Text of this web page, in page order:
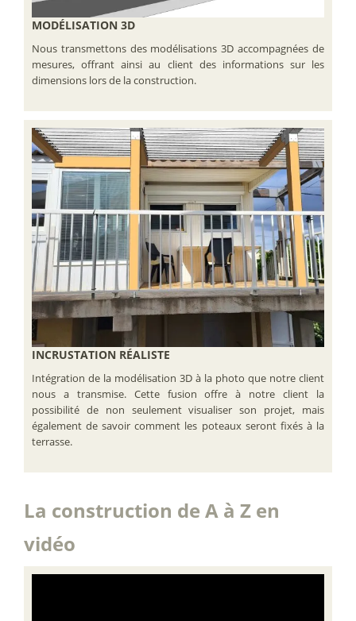
MODÉLISATION 3D
Nous transmettons des modélisations 3D accompagnées de
mesures, offrant ainsi au client des informations sur les
dimensions lors de la construction.
INCRUSTATION RÉALISTE
Intégration de la modélisation 3D à la photo que notre client
nous a transmise. Cette fusion offre à notre client la
possibilité de non seulement visualiser son projet, mais
également de savoir comment les poteaux seront fixés à la
terrasse.
La construction de A à Z en
vidéo